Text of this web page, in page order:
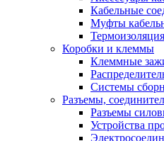
Кабельные
Муфты
Коробки и клеммы
Клеммные
Системы
Разъемы,
Разъемы
Устройства